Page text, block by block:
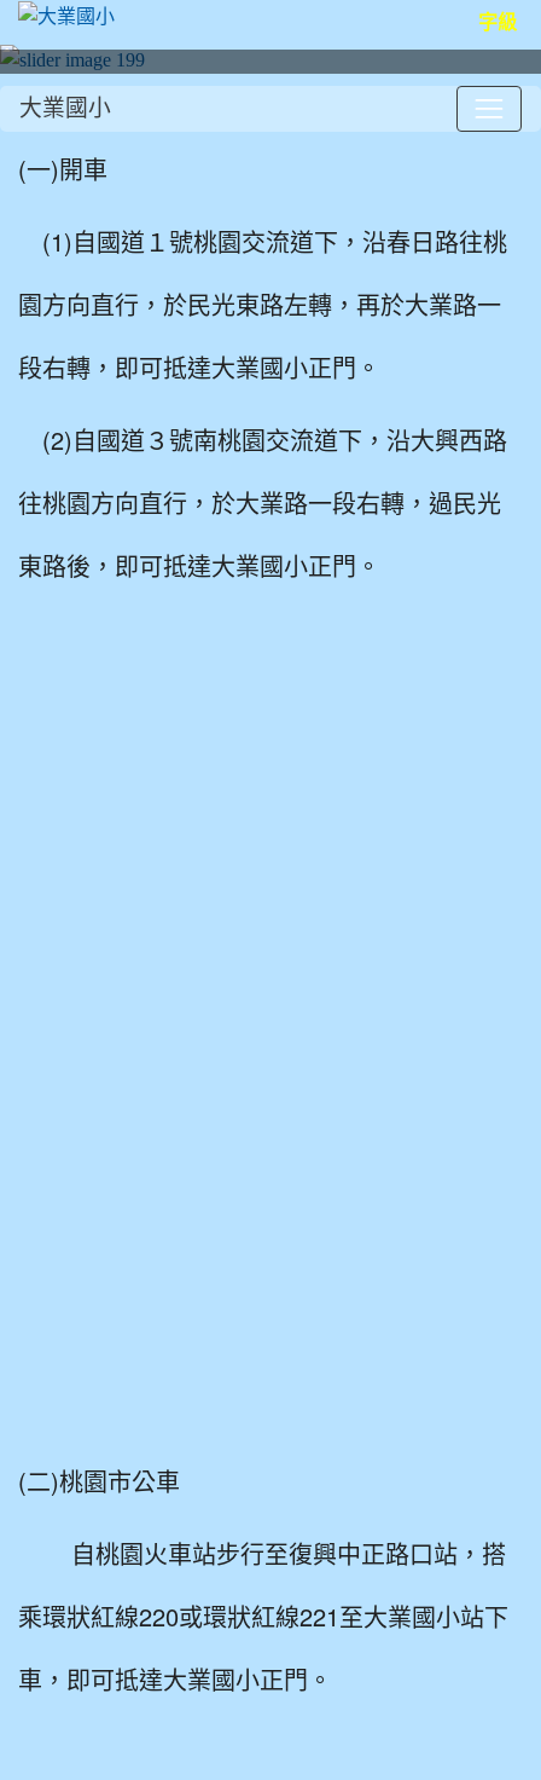
字級
大業國小
(一)開車
(1)自國道１號桃園交流道下， 沿春日路往桃
園方向直行， 於民光東路左轉， 再於大業路一
段右轉，即可抵達大業國小正門。
(2)自國道３號南桃園交流道下， 沿大興西路
往桃園方向直行， 於大業路一段右轉， 過民光
東路後，即可抵達大業國小正門。
(二)桃園市公車
自桃園火車站步行至復興中正路口站，搭
乘環狀紅線220或環狀紅線221至大業國小站下
車， 即可抵達大業國小正門。